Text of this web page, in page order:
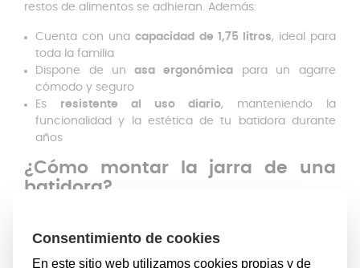
restos de alimentos se adhieran. Además:
Cuenta con unacapacidad de 1,75 litros, ideal para
toda la familia
Dispone de un
asa ergonómicapara un agarre
cómodo y seguro
Es resistente al uso diario, manteniendo la
funcionalidad y la estética de tu batidora durante
años
¿Cómo montar la jarra de una
batidora?
Separa la jarra antigua de la cuchilla y la goma